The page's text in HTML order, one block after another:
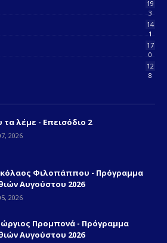
19
3
14
1
17
0
12
8
λέμε - Επεισόδιο 2
2026
Φιλοπάππου - Πρόγραμμα
Αυγούστου 2026
2026
Προμπονά - Πρόγραμμα
Αυγούστου 2026